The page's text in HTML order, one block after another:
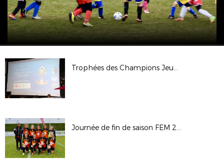
Trophées des Champions Jeunes 2017/18
Journée de fin de saison FEM 26/05/18